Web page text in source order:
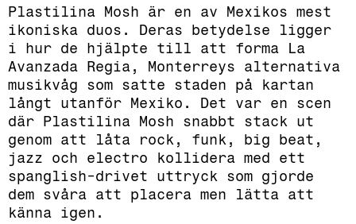
Plastilina Mosh är en av Mexikos mest
ikoniska duos. Deras betydelse ligger
i hur de hjälpte till att forma La
Avanzada Regia, Monterreys alternativa
musikvåg som satte staden på kartan
långt utanför Mexiko. Det var en scen
där Plastilina Mosh snabbt stack ut
genom att låta rock, funk, big beat,
jazz och electro kollidera med ett
spanglish-drivet uttryck som gjorde
dem svåra att placera men lätta att
känna igen.